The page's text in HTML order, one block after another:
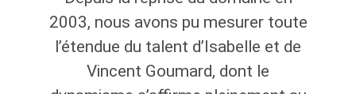
2003, nous avons pu mesurer toute
l’étendue du talent d’Isabelle et de
Vincent Goumard, dont le